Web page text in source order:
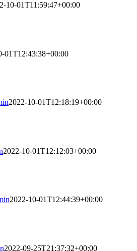
10-01T11:59:47+00:00
01T12:43:38+00:00
2022-10-01T12:18:19+00:00
2022-10-01T12:12:03+00:00
2022-10-01T12:44:39+00:00
2022-09-25T21:37:32+00:00